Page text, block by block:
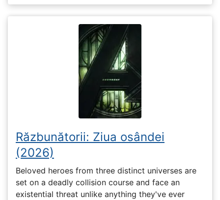
Răzbunătorii: Ziua osândei
(2026)
Beloved heroes from three distinct universes are
set on a deadly collision course and face an
existential threat unlike anything they've ever